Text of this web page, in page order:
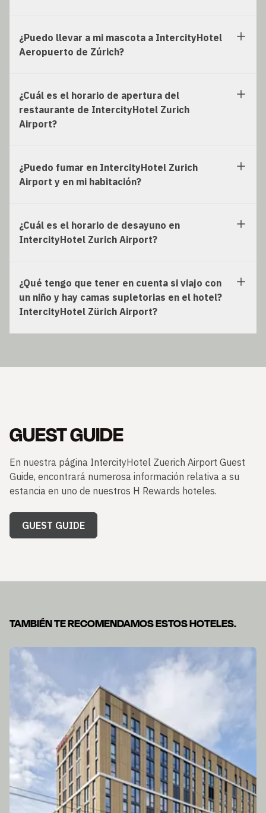
¿Puedo llevar a mi mascota a IntercityHotel
Aeropuerto de Zúrich?
¿Cuál es el horario de apertura del
restaurante de IntercityHotel Zurich
Airport?
¿Puedo fumar en IntercityHotel Zurich
Airport y en mi habitación?
¿Cuál es el horario de desayuno en
IntercityHotel Zurich Airport?
¿Qué tengo que tener en cuenta si viajo con
un niño y hay camas supletorias en el hotel?
IntercityHotel Zürich Airport?
GUEST GUIDE
En nuestra página IntercityHotel Zuerich Airport Guest
Guide, encontrará numerosa información relativa a su
estancia en uno de nuestros H Rewards hoteles.
GUEST GUIDE
TAMBIÉN TE RECOMENDAMOS ESTOS HOTELES.